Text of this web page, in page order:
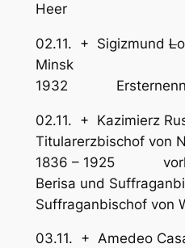
Heer
02.11. + SigizmundL
Minsk
1932
02.11. + Kazimierz
1836 – 1925
Berisa und
Suffraganbischof von
03.11. + Amedeo